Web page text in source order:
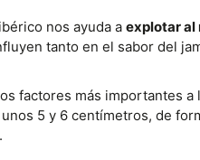
nos ayuda a explotar al
tanto en el sabor del
factores más importantes
5 y 6 centímetros, de